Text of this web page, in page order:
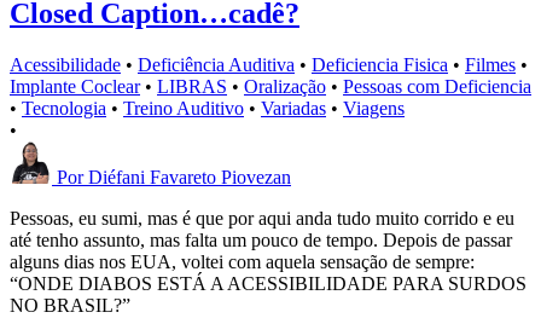
Closed Caption…cadê?
Acessibilidade • Deficiência Auditiva • Deficiencia Fisica • Filmes •
Implante Coclear • LIBRAS • Oralização • Pessoas com Deficiencia
• Tecnologia • Treino Auditivo • Variadas • Viagens
•
Por Diéfani Favareto Piovezan
Pessoas, eu sumi, mas é que por aqui anda tudo muito corrido e eu
até tenho assunto, mas falta um pouco de tempo. Depois de passar
alguns dias nos EUA, voltei com aquela sensação de sempre:
“ONDE DIABOS ESTÁ A ACESSIBILIDADE PARA SURDOS
NO BRASIL?”